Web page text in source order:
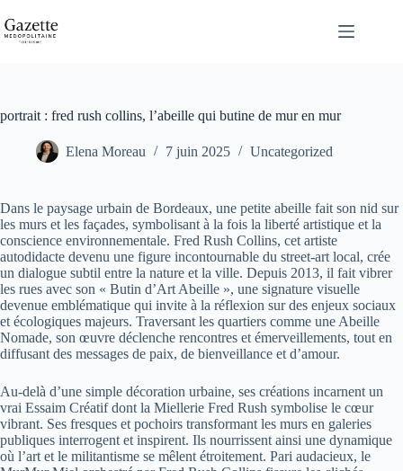
au
contenu
portrait : fred rush collins, l’abeille qui butine de mur en mur
Elena Moreau 7 juin 2025 Uncategorized
Dans le paysage urbain de Bordeaux, une petite abeille fait son nid sur
les murs et les façades, symbolisant à la fois la liberté artistique et la
conscience environnementale. Fred Rush Collins, cet artiste
autodidacte devenu une figure incontournable du street-art local, crée
un dialogue subtil entre la nature et la ville. Depuis 2013, il fait vibrer
les rues avec son « Butin d’Art Abeille », une signature visuelle
devenue emblématique qui invite à la réflexion sur des enjeux sociaux
et écologiques majeurs. Traversant les quartiers comme une Abeille
Nomade, son œuvre déclenche rencontres et émerveillements, tout en
diffusant des messages de paix, de bienveillance et d’amour.
Au-delà d’une simple décoration urbaine, ses créations incarnent un
vrai Essaim Créatif dont la Miellerie Fred Rush symbolise le cœur
vibrant. Ses fresques et pochoirs transformant les murs en galeries
publiques interrogent et inspirent. Ils nourrissent ainsi une dynamique
où l’art et le militantisme se mêlent étroitement. Pari audacieux, le